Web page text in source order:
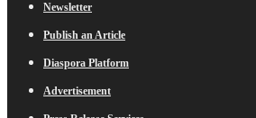
Newsletter
Publish an Article
Diaspora Platform
Advertisement